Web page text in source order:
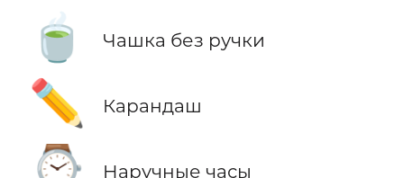
🍵 Чашка без ручки
✏️ Карандаш
Наручные часы